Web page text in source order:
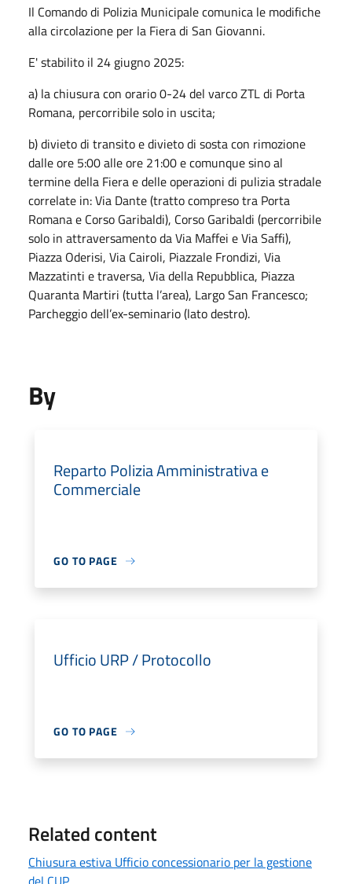
Il Comando di Polizia Municipale comunica le modifiche
alla circolazione per la Fiera di San Giovanni.
E' stabilito il 24 giugno 2025:
a) la chiusura con orario 0-24 del varco ZTL di Porta
Romana, percorribile solo in uscita;
b) divieto di transito e divieto di sosta con rimozione
dalle ore 5:00 alle ore 21:00 e comunque sino al
termine della Fiera e delle operazioni di pulizia stradale
correlate in: Via Dante (tratto compreso tra Porta
Romana e Corso Garibaldi), Corso Garibaldi (percorribile
solo in attraversamento da Via Maffei e Via Saffi),
Piazza Oderisi, Via Cairoli, Piazzale Frondizi, Via
Mazzatinti e traversa, Via della Repubblica, Piazza
Quaranta Martiri (tutta l’area), Largo San Francesco;
Parcheggio dell’ex-seminario (lato destro).
By
Reparto Polizia Amministrativa e
Commerciale
GO TO PAGE
Ufficio URP / Protocollo
GO TO PAGE
Related content
Chiusura estiva Ufficio concessionario per la gestione